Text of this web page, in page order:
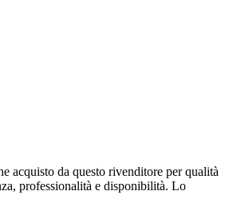
acquisto da questo rivenditore per qualità
professionalità e disponibilità. Lo